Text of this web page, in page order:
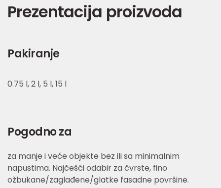
Prezentacija proizvoda
Pakiranje
0.75 l, 2 l, 5 l, 15 l
Pogodno za
za manje i veće objekte bez ili sa minimalnim
napustima. Najčešći odabir za čvrste, fino
ožbukane/zaglađene/glatke fasadne površine.